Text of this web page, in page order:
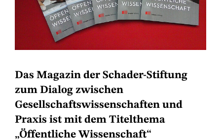
Das Magazin der Schader-Stiftung
zum Dialog zwischen
Gesellschaftswissenschaften und
Praxis ist mit dem Titelthema
„Öffentliche Wissenschaft“